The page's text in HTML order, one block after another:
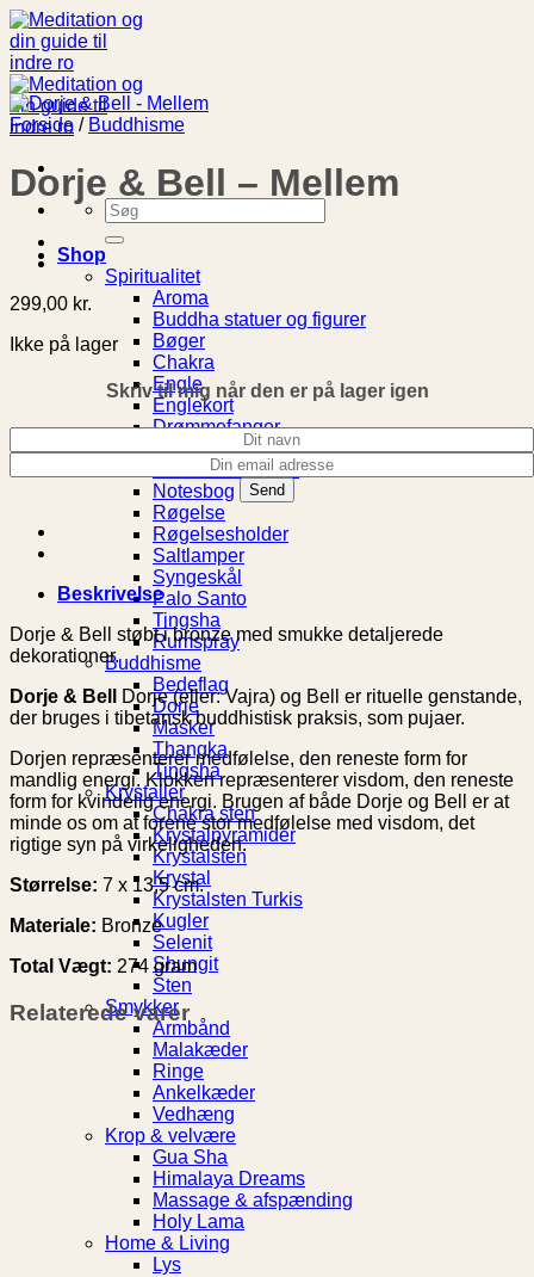
Fortsæt
til
indhold
Søg
efter:
Shop
Spiritualitet
Aroma
Buddha statuer og figurer
Bøger
Chakra
Engle
Englekort
Drømmefanger
Livets Træ
Meditationspuder
Notesbog
Røgelse
Røgelsesholder
Saltlamper
Syngeskål
Palo Santo
Tingsha
Rumspray
Buddhisme
Bedeflag
Dorje
Masker
Thangka
Tingsha
Krystaller
Chakra sten
Krystalpyramider
Krystalsten
Krystal
Krystalsten Turkis
Kugler
Selenit
Shungit
Sten
Smykker
Armbånd
Malakæder
Ringe
Ankelkæder
Vedhæng
Krop & velvære
Gua Sha
Himalaya Dreams
Massage & afspænding
Holy Lama
Home & Living
Lys
Forside / Buddhisme
Dorje & Bell – Mellem
299,00 kr.
Ikke på lager
Skriv til mig når den er på lager igen
Beskrivelse
Dorje & Bell støbt i bronze med smukke detaljerede
dekorationer.
Dorje & Bell
Dorje (eller: Vajra) og Bell er rituelle genstande,
der bruges i tibetansk buddhistisk praksis, som pujaer.
Dorjen repræsenterer medfølelse, den reneste form for
mandlig energi. Klokken repræsenterer visdom, den reneste
form for kvindelig energi. Brugen af ​​både Dorje og Bell er at
minde os om at forene stor medfølelse med visdom, det
rigtige syn på virkeligheden.
Størrelse: 7 x 13,5 cm.
Materiale: Bronze
Total Vægt: 274 gram
Relaterede varer